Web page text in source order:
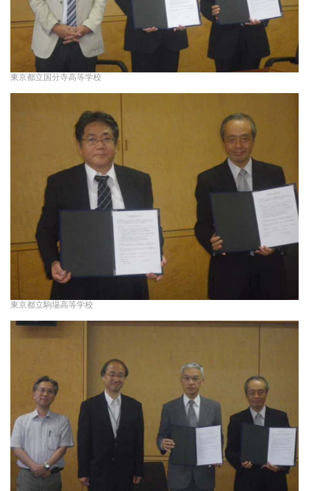
東京都立国分寺高等学校
東京都立駒場高等学校